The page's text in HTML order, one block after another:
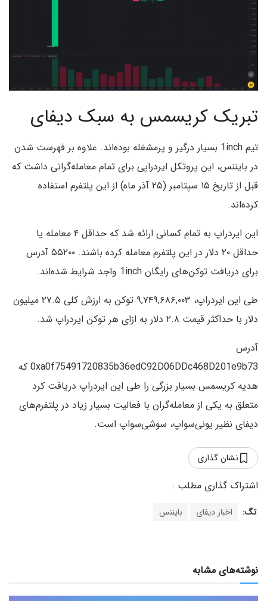
تبریک کریسمس به سبک دیفای
تیم 1inch بسیار درگیر و پرمشغله بوده‌اند. علاوه بر فهرست شدن
در بایننس، این پروتکل ایردراپی برای تمام معامله‌گرانی داشت که
قبل از تاریخ ۱۵ سپتامبر (۲۵ آذر ماه) از این پلتفرم استفاده
کرده‌اند.
این ایردراپ به تمام کسانی ارائه شد که حداقل ۴ معامله یا
حداقل ۲۰ دلار در این پلتفرم معامله کرده باشند. ۵۵۲۰۰ آدرس
برای دریافت توکن‌های رایگان 1inch واجد شرایط شده‌اند.
طی این ایردراپ، ۹,۷۴۹,۶۸۶,۰۰۳ توکن به ارزش کلی ۲۷.۵ میلیون
دلار با حداکثر قیمت ۲.۸ دلار به ازای هر توکن ایردراپ شد.
آدرس
0xa0f75491720835b36edC92D06DDc468D201e9b73 که
هدیه کریسمس بسیار بزرگی را طی این ایردراپ دریافت کرد
متعلق به یکی از معامله‌گران با فعالیت بسیار زیاد در پلتفرم‌های
دیفای نظیر یونی‌سواپ، سوشی‌سواپ است.
نشان گذاری
تگ: اخبار دیفای بایننس
نوشته‌های مشابه